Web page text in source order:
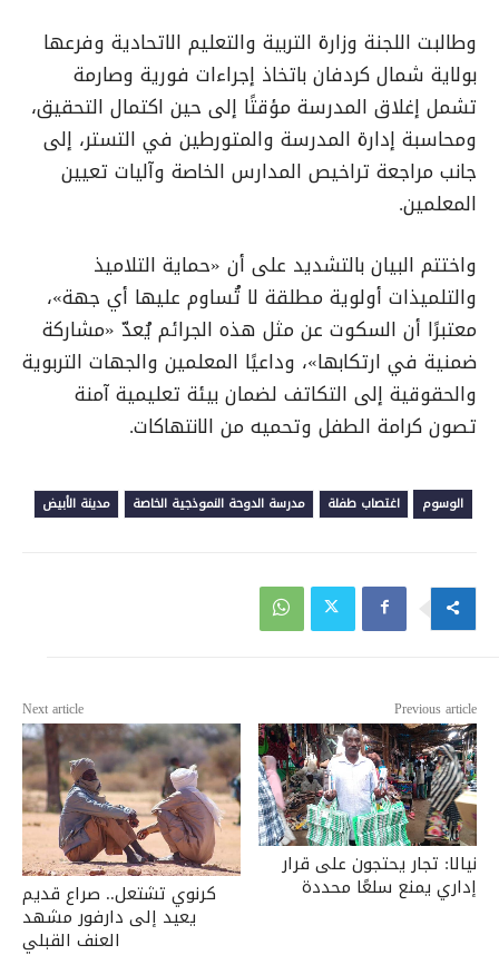
وطالبت اللجنة وزارة التربية والتعليم الاتحادية وفرعها
بولاية شمال كردفان باتخاذ إجراءات فورية وصارمة
تشمل إغلاق المدرسة مؤقتًا إلى حين اكتمال التحقيق،
ومحاسبة إدارة المدرسة والمتورطين في التستر، إلى
جانب مراجعة تراخيص المدارس الخاصة وآليات تعيين
المعلمين.
واختتم البيان بالتشديد على أن «حماية التلاميذ
والتلميذات أولوية مطلقة لا تُساوم عليها أي جهة»،
معتبرًا أن السكوت عن مثل هذه الجرائم يُعدّ «مشاركة
ضمنية في ارتكابها»، وداعيًا المعلمين والجهات التربوية
والحقوقية إلى التكاتف لضمان بيئة تعليمية آمنة
تصون كرامة الطفل وتحميه من الانتهاكات.
الوسوم اغتصاب طفلة مدرسة الدوحة النموذجية الخاصة مدينة الأبيض
Previous article
نيالا: تجار يحتجون على قرار
إداري يمنع سلعًا محددة
Next article
كرنوي تشتعل.. صراع قديم
يعيد إلى دارفور مشهد
العنف القبلي